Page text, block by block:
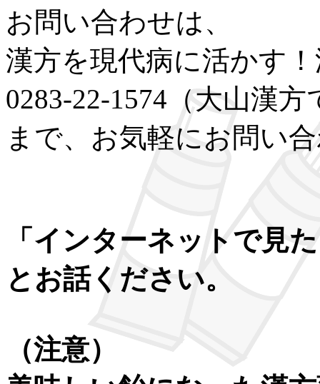
お問い合わせは、
漢方を現代病に活かす
0283-22-1574（大山漢
まで、お気軽にお問い
「インターネットで見
とお話ください。
（注意）